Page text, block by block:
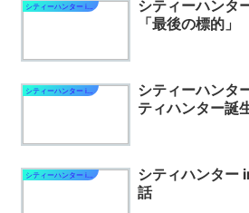
シティーハンタ
「最後の標的」
シティーハンタ
ティハンター誕
シティハンター
話